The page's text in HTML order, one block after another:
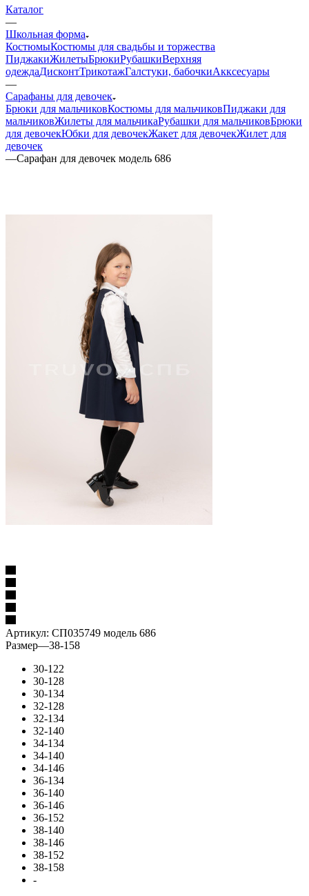
Каталог
—
Школьная форма
КостюмыКостюмы для свадьбы и торжества
ПиджакиЖилетыБрюкиРубашкиВерхняя
одеждаДисконтТрикотажГалстуки, бабочкиАкксесуары
—
Сарафаны для девочек
Брюки для мальчиковКостюмы для мальчиковПиджаки для
мальчиковЖилеты для мальчикаРубашки для мальчиковБрюки
для девочекЮбки для девочекЖакет для девочекЖилет для
девочек
—Сарафан для девочек модель 686
Артикул: СП035749 модель 686
Размер—38-158
30-122
30-128
30-134
32-128
32-134
32-140
34-134
34-140
34-146
36-134
36-140
36-146
36-152
38-140
38-146
38-152
38-158
-